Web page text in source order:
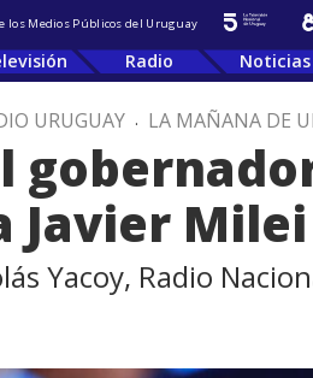
los Medios Públicos del Uruguay
Radio Noticias
URUGUAY . LA MAÑANA DE
Javier Milei
Yacoy, Radio